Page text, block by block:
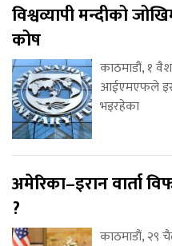
विश्वव्यापी मन्दीको
कोष
काठमाडौं, १
आईएमएफले
भइरहेका
अमेरिका–इरान वार्ता
?
काठमाडौं, २९